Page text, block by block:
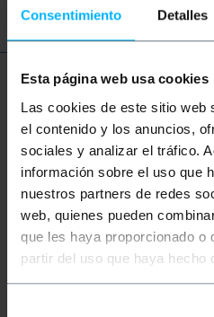
Consentimiento Detalles
Esta página web usa cookies
Las cookies de este sitio web
el contenido y los anuncios,
sociales y analizar el tráfico.
información sobre el uso que
nuestros partners de redes
web, quienes pueden
que les haya proporcionado o
partir del uso que haya hecho
Mehr Info
Beschreibung
Kabel Typ CX4 von 10 GbE
entspricht dem IEEE
auf Infiniband SFF-8470
Enden und Madison 26AWG